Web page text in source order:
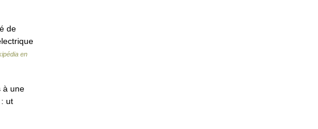
de
en
à une
ut